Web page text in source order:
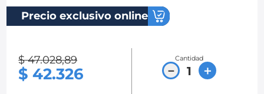
Precio exclusivo online
$ 47.028,89
$ 42.326
Cantidad
＋
－
5.
optra
6.
mazda 3
chevrolet spark gt